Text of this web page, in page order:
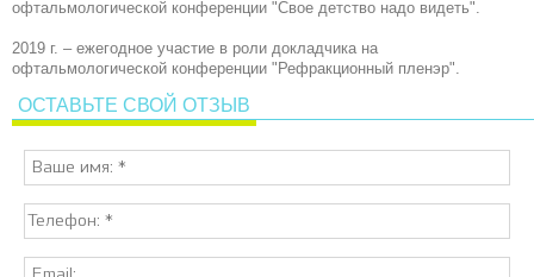
офтальмологической конференции "Свое детство надо видеть".
2019 г. – ежегодное участие в роли докладчика на
офтальмологической конференции "Рефракционный пленэр".
ОСТАВЬТЕ СВОЙ ОТЗЫВ